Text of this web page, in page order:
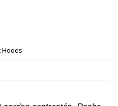
Hoods